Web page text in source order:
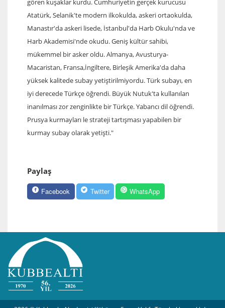
gören kuşaklar kurdu. Cumhuriyetin gerçek kurucusu
Atatürk, Selanik'te modern ilkokulda, askeri ortaokulda,
Manastır'da askeri lisede, İstanbul'da Harb Okulu'nda ve
Harb Akademisi'nde okudu. Geniş kültür sahibi,
mükemmel bir asker oldu. Almanya, Avusturya-
Macaristan, Fransa,İngiltere, Birleşik Amerika'da daha
yüksek kalitede subay yetiştirilmiyordu. Türk subayı, en
iyi derecede Türkçe öğrendi. Büyük Nutuk'ta kullanılan
inanılması zor zenginlikte bir Türkçe. Yabancı dil öğrendi.
Prusya kurmayları le strateji tartışması yapabilen bir
kurmay subay olarak yetişti."
Paylaş
Facebook Twitter WhatsApp